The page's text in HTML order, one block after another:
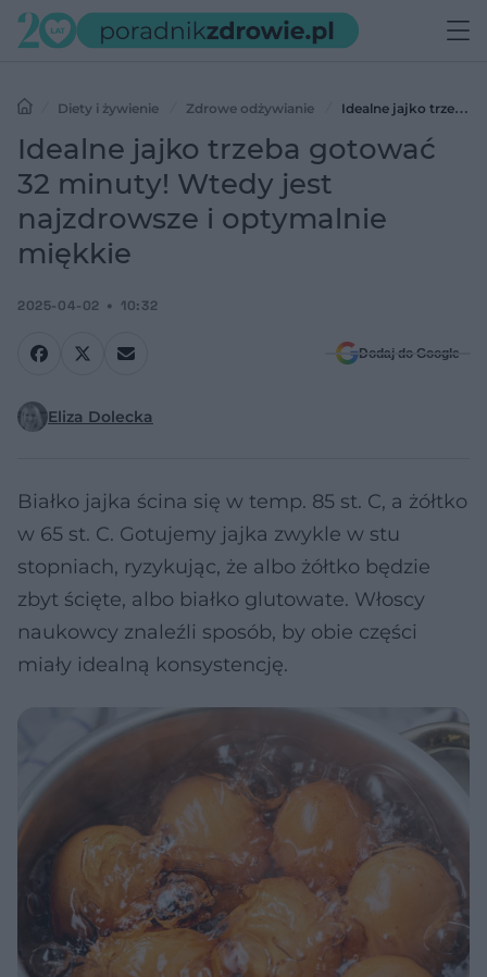
Diety i żywienie Zdrowe odżywianie
Idealne jajko trzeba
gotować 32 minuty! Wtedy jest najzdrowsze i optymalnie miękkie
Idealne jajko trzeba gotować
32 minuty! Wtedy jest
najzdrowsze i optymalnie
miękkie
2025-04-02 10:32
Dodaj do Google
Eliza Dolecka
Białko jajka ścina się w temp. 85 st. C, a żółtko
w 65 st. C. Gotujemy jajka zwykle w stu
stopniach, ryzykując, że albo żółtko będzie
zbyt ścięte, albo białko glutowate. Włoscy
naukowcy znaleźli sposób, by obie części
miały idealną konsystencję.